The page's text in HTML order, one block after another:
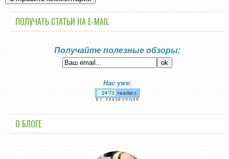
ПОЛУЧАТЬ СТАТЬИ НА E-MАIL
Получайте полезные обзоры:
Нас уже:
О БЛОГЕ